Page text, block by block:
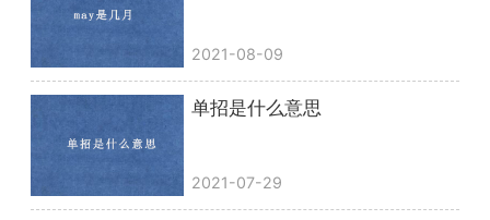
2021-08-09
单招是什么意思
2021-07-29